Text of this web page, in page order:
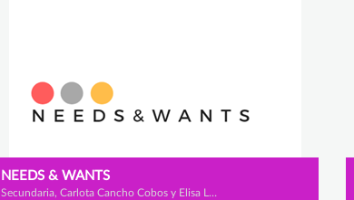
NEEDS & WANTS
Secundaria, Carlota Cancho Cobos y Elisa Lorenzo Ortega